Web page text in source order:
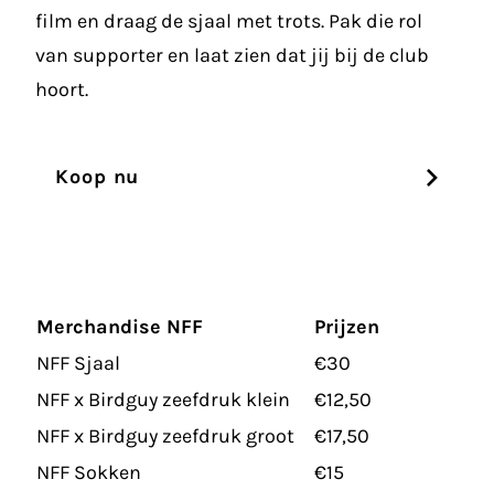
film en draag de sjaal met trots. Pak die rol
van supporter en laat zien dat jij bij de club
hoort.
Koop nu
Merchandise NFF
Prijzen
NFF Sjaal
€30
NFF x Birdguy zeefdruk klein
€12,50
NFF x Birdguy zeefdruk groot
€17,50
NFF Sokken
€15